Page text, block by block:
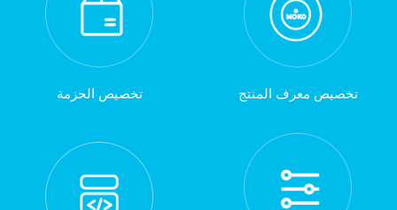
تخصيص معرف المنتج تخصيص الحزمة